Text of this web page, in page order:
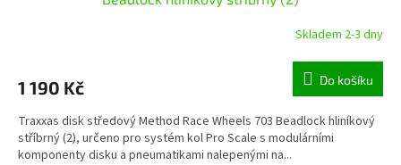
Skladem 2-3 dny
1 190 Kč Do košíku
Traxxas disk středový Method Race Wheels 703 Beadlock hliníkový
stříbrný (2), určeno pro systém kol Pro Scale s modulárními
komponenty disku a pneumatikami nalepenými na...